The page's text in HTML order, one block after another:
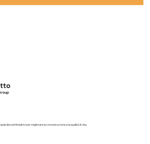
disturbi foniatrici per migliorare la comunicazione e la qualità di vita.